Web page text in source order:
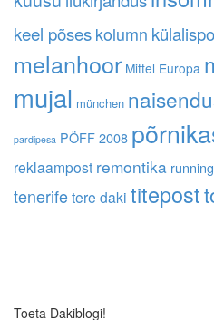
keel põseskolumn
melanhoor Mittel Europa
mujal münchen
pardipesa PÖFF 2008
reklaampost remontika
tenerifetere daki titepost
Toeta Dakiblogi!